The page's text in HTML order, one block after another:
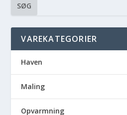
SØG
VAREKATEGORIER
Haven
Maling
Opvarmning